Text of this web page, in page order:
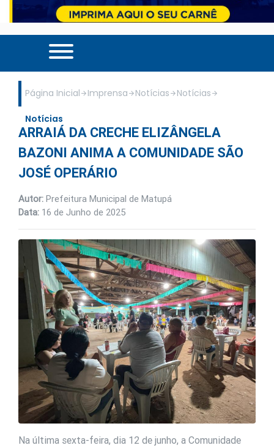
Página Inicial Imprensa Notícias Notícias
Notícias
ARRAIÁ DA CRECHE ELIZÂNGELA
BAZONI ANIMA A COMUNIDADE SÃO
JOSÉ OPERÁRIO
Autor: Prefeitura Municipal de Matupá
Data: 16 de Junho de 2025
Na última sexta-feira, dia 12 de junho, a Comunidade